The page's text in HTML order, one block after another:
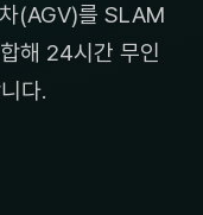
(AGV)를 SLAM
해 24시간 무인
다.